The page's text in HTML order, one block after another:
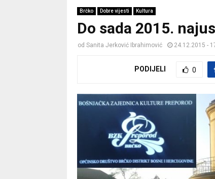
Brčko Dobre vijesti Kultura
Do sada 2015.
od Sanita Jerković Ibrahimović 24.12.2015 -
PODIJELI 0